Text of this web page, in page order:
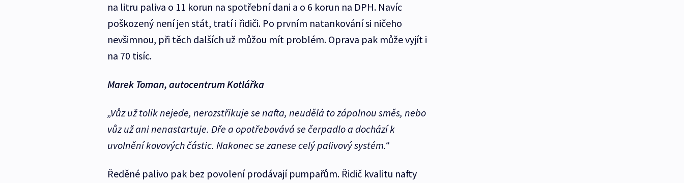
na litru paliva o 11 korun na spotřební dani a o 6 korun na DPH. Navíc
poškozený není jen stát, tratí i řidiči. Po prvním natankování si ničeho
nevšimnou, při těch dalších už můžou mít problém. Oprava pak může vyjít i
na 70 tisíc.
Marek Toman, autocentrum Kotlářka
„Vůz už tolik nejede, nerozstřikuje se nafta, neudělá to zápalnou směs, nebo
vůz už ani nenastartuje. Dře a opotřebovává se čerpadlo a dochází k
uvolnění kovových částic. Nakonec se zanese celý palivový systém.“
Ředěné palivo pak bez povolení prodávají pumpařům. Řidič kvalitu nafty